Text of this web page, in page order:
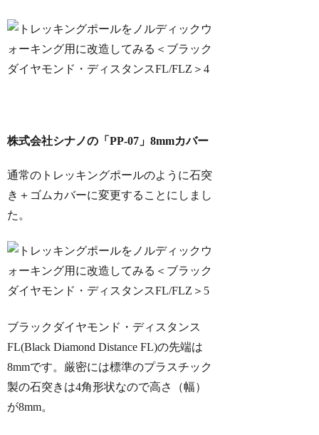
株式会社シナノの「PP-07」8mmカバー
通常のトレッキングポールのように石突
き＋ゴムカバーに変更することにしまし
た。
ブラックダイヤモンド・ディスタンス
FL(Black Diamond Distance FL)の先端は
8mmです。厳密には標準のプラスチック
製の石突きは4角形状なので高さ（幅）
が8mm。